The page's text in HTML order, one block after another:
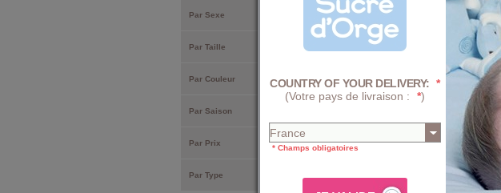
Par Sexe
Par Taille
Par Couleur
Par Saison
Par Prix
Par Type
NID DE NAISSANCE SÉCURITÉ
AUTO AVEC JAMBES PASQUOT
39,99 € 31,99 €
COUNTRY OF YOUR DELIVERY: *
(Votre pays de livraison :
*)
* Champs obligatoires